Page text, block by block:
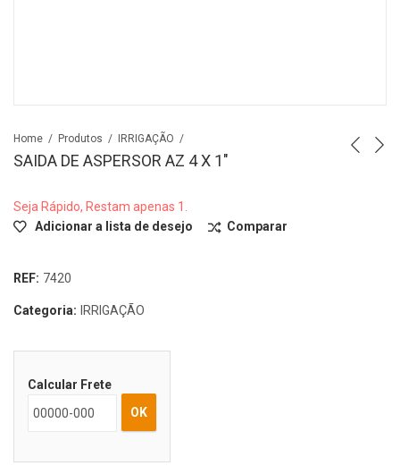
Home Produtos IRRIGAÇÃO
SAIDA DE ASPERSOR AZ 4 X 1″
Seja Rápido, Restam apenas 1.
Adicionar a lista de desejo
Comparar
REF: 7420
Categoria: IRRIGAÇÃO
Calcular Frete
OK